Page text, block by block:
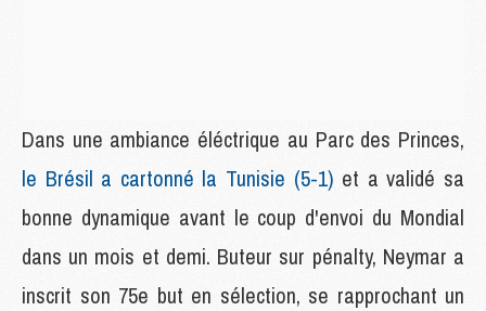
Dans une ambiance éléctrique au Parc des Princes,
le Brésil a cartonné la Tunisie (5-1) et a validé sa
bonne dynamique avant le coup d'envoi du Mondial
dans un mois et demi. Buteur sur pénalty, Neymar a
inscrit son 75e but en sélection, se rapprochant un